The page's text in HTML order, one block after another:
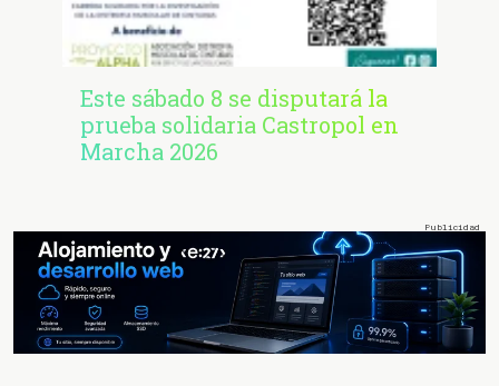
Este sábado 8 se disputará la
prueba solidaria Castropol en
Marcha 2026